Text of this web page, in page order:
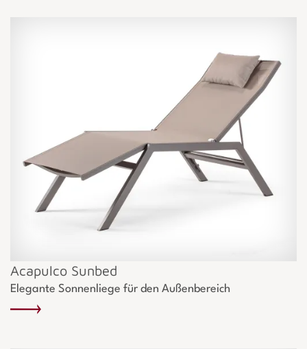
Acapulco Sunbed
Elegante Sonnenliege für den Außenbereich